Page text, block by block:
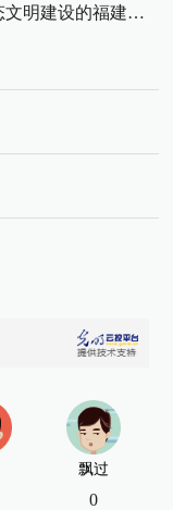
数字生态文明建设的福建路径与启示
飘过
0